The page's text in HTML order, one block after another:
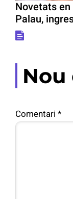
Novetats en
Palau,
Comentari *